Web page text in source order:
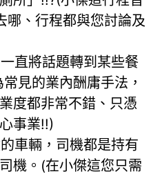
哪、行程都與您討論及
直將話題轉到某些餐
見的業內酬庸手法，
度都非常不錯、只憑
事業!!)
車輛，司機都是持有
機。(在小傑這您只需